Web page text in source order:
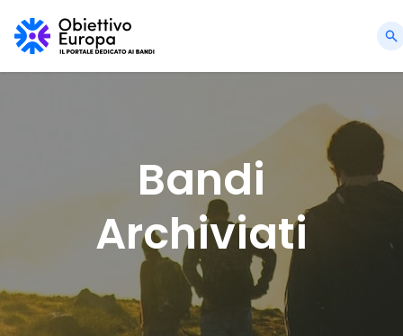
Bandi
Archiviati